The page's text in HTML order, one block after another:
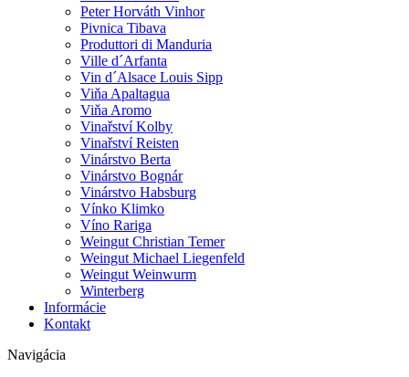
Peter Horváth Vinhor
Pivnica Tibava
Produttori di Manduria
Ville d´Arfanta
Vin d´Alsace Louis Sipp
Viňa Apaltagua
Viňa Aromo
Vinařství Kolby
Vinařství Reisten
Vinárstvo Berta
Vinárstvo Bognár
Vinárstvo Habsburg
Vínko Klimko
Víno Rariga
Weingut Christian Temer
Weingut Michael Liegenfeld
Weingut Weinwurm
Winterberg
Informácie
Kontakt
Navigácia